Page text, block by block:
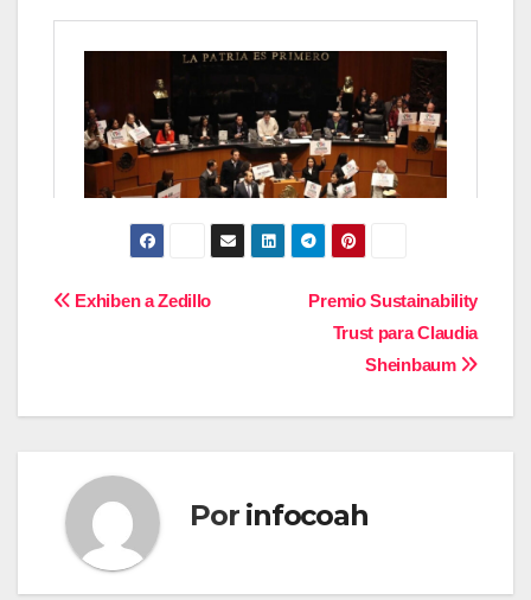
Navegación
entradas
Premio Sustainability
Trust para Claudia
Sheinbaum
Exhiben a Zedillo
Por infocoah